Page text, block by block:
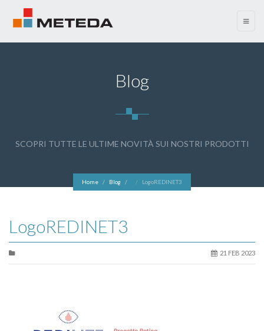
menu
Blog
SCOPRI TUTTE LE ULTIME NOVITÀ SUI NOSTRI PRODOTTI
Home Blog LogoREDINET3
LogoREDINET3
21 FEB 2023